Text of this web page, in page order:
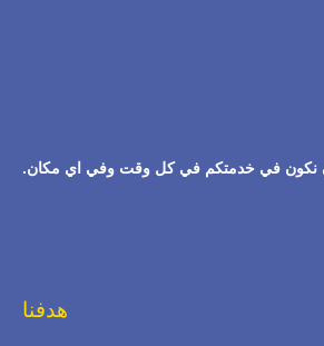
ان نكون في خدمتكم في كل وقت وفي اي مكان.
هدفنا